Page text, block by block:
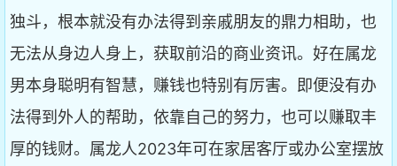
独斗，根本就没有办法得到亲戚朋友的鼎力相助，也
无法从身边人身上，获取前沿的商业资讯。好在属龙
男本身聪明有智慧，赚钱也特别有厉害。即便没有办
法得到外人的帮助，依靠自己的努力，也可以赚取丰
厚的钱财。属龙人2023年可在家居客厅或办公室摆放